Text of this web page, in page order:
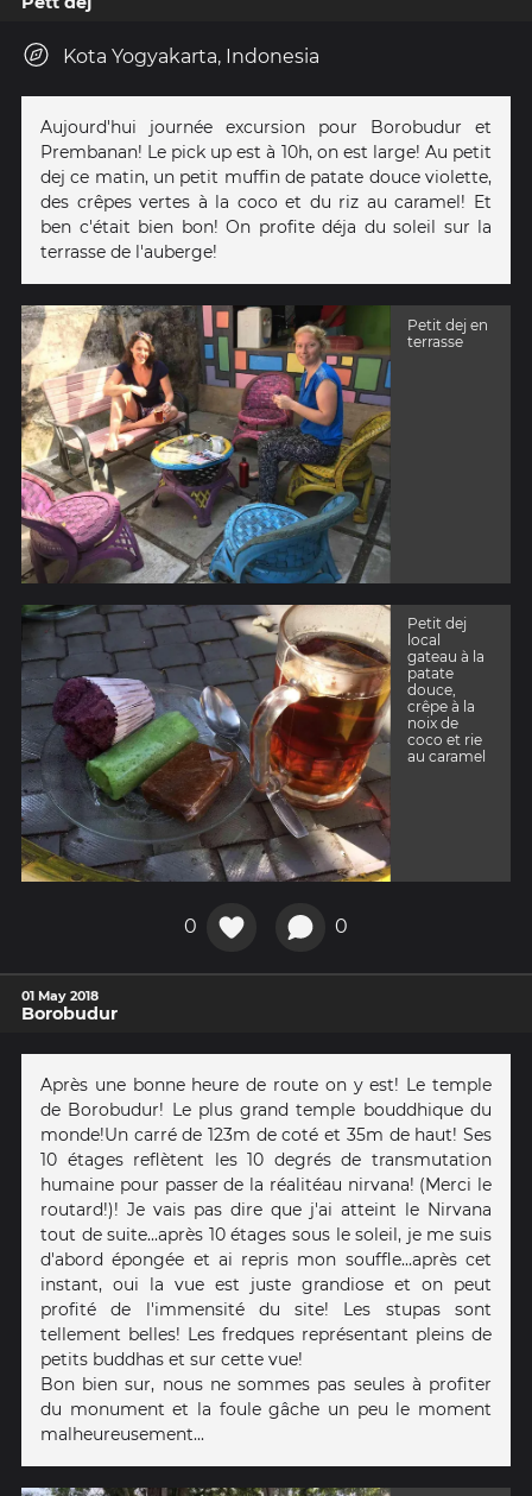
Kota Yogyakarta, Indonesia
Aujourd'hui journée excursion pour Borobudur et
Prembanan! Le pick up est à 10h, on est large! Au petit
dej ce matin, un petit muffin de patate douce violette,
des crêpes vertes à la coco et du riz au caramel! Et
ben c'était bien bon! On profite déja du soleil sur la
terrasse de l'auberge!
Petit dej en
terrasse
Petit dej
local
gateau à la
patate
douce,
crêpe à la
noix de
coco et rie
au caramel
0 0
01 May 2018
Borobudur
Après une bonne heure de route on y est! Le temple
de Borobudur! Le plus grand temple bouddhique du
monde!Un carré de 123m de coté et 35m de haut! Ses
10 étages reflètent les 10 degrés de transmutation
humaine pour passer de la réalitéau nirvana! (Merci le
routard!)! Je vais pas dire que j'ai atteint le Nirvana
tout de suite...après 10 étages sous le soleil, je me suis
d'abord épongée et ai repris mon souffle...après cet
instant, oui la vue est juste grandiose et on peut
profité de l'immensité du site! Les stupas sont
tellement belles! Les fredques représentant pleins de
petits buddhas et sur cette vue!
Bon bien sur, nous ne sommes pas seules à profiter
du monument et la foule gâche un peu le moment
malheureusement...